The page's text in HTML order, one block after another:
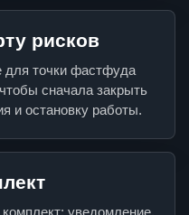
рисков
для точки фастфуда
сначала закрыть
и остановку работы.
уведомление,